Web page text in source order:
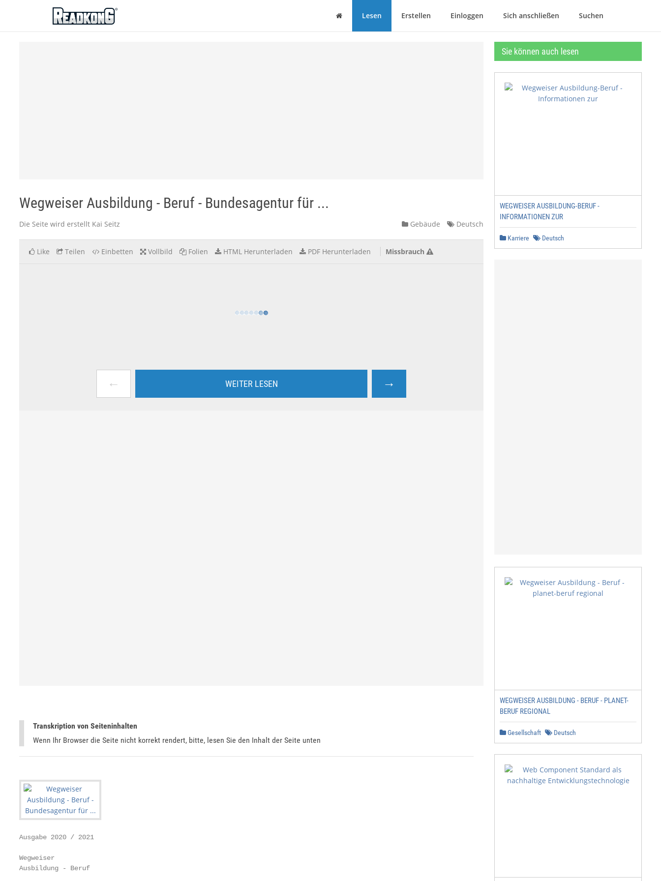
ReadkonG
Haus Lesen Erstellen Einloggen Sich anschließen Suchen
Wegweiser Ausbildung - Beruf - Bundesagentur für ...
Die Seite wird erstellt Kai Seitz Gebäude Deutsch
Like Teilen Einbetten Vollbild Folien HTML Herunterladen PDF Herunterladen Missbrauch
← WEITER LESEN →
Transkription von Seiteninhalten
Wenn Ihr Browser die Seite nicht korrekt rendert, bitte, lesen Sie den Inhalt der Seite unten
Ausgabe 2020 / 2021
Wegweiser
Ausbildung - Beruf
Sie können auch lesen
WEGWEISER AUSBILDUNG-BERUF -
INFORMATIONEN ZUR
Karriere Deutsch
WEGWEISER AUSBILDUNG - BERUF - PLANET-
BERUF REGIONAL
Gesellschaft Deutsch